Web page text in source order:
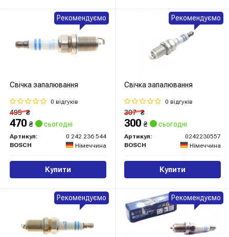
Свічка запалювання
0 відгуків
495₴
470 ₴ сьогодні
Артикул:
0 242 236 544
BOSCH
Німеччина
Купити
Рекомендуємо
Свічка запалювання
0 відгуків
307₴
300 ₴ сьогодні
Артикул:
0242230557
BOSCH
Німеччина
Купити
Рекомендуємо
Рекомендуємо Рекомендуємо